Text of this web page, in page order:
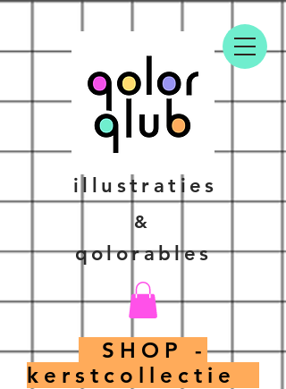
qolorables
illustraties
&
SHOP -
kerstcollectie